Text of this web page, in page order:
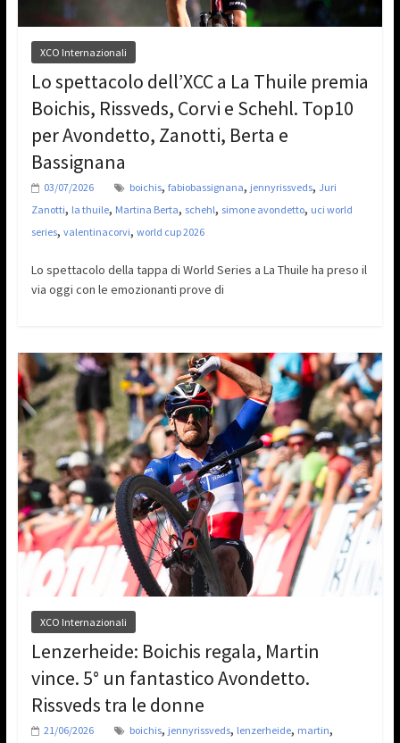
XCO Internazionali
Lo spettacolo dell’XCC a La Thuile premia
Boichis, Rissveds, Corvi e Schehl. Top10
per Avondetto, Zanotti, Berta e
Bassignana
03/07/2026 boichis, fabiobassignana, jennyrissveds, Juri
Zanotti, la thuile, Martina Berta, schehl, simone avondetto, uci world
series, valentinacorvi, world cup 2026
Lo spettacolo della tappa di World Series a La Thuile ha preso il
via oggi con le emozionanti prove di
XCO Internazionali
Lenzerheide: Boichis regala, Martin
vince. 5° un fantastico Avondetto.
Rissveds tra le donne
21/06/2026 boichis, jennyrissveds, lenzerheide, martin,